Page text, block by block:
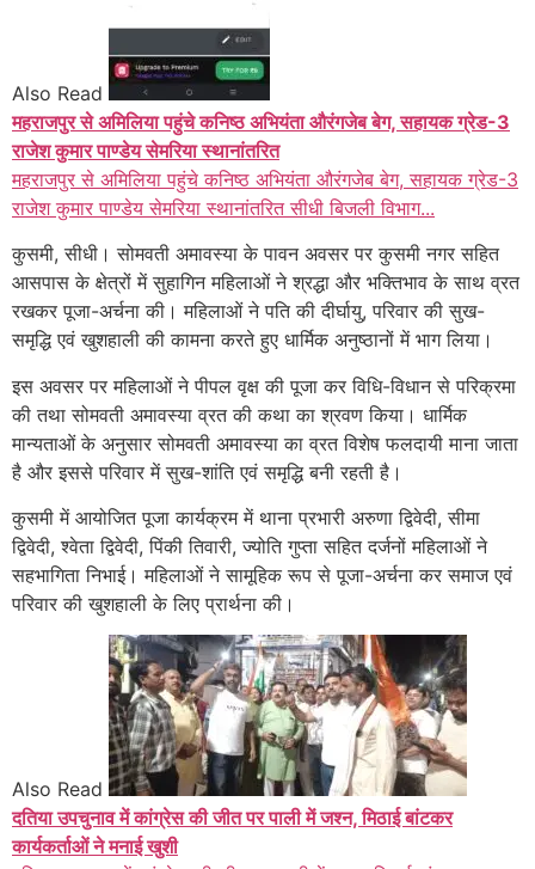
Also Read
महराजपुर से अमिलिया पहुंचे कनिष्ठ अभियंता औरंगजेब बेग, सहायक ग्रेड-3
राजेश कुमार पाण्डेय सेमरिया स्थानांतरित
महराजपुर से अमिलिया पहुंचे कनिष्ठ अभियंता औरंगजेब बेग, सहायक ग्रेड-3
राजेश कुमार पाण्डेय सेमरिया स्थानांतरित सीधी बिजली विभाग...
कुसमी, सीधी। सोमवती अमावस्या के पावन अवसर पर कुसमी नगर सहित
आसपास के क्षेत्रों में सुहागिन महिलाओं ने श्रद्धा और भक्तिभाव के साथ व्रत
रखकर पूजा-अर्चना की। महिलाओं ने पति की दीर्घायु, परिवार की सुख-
समृद्धि एवं खुशहाली की कामना करते हुए धार्मिक अनुष्ठानों में भाग लिया।
इस अवसर पर महिलाओं ने पीपल वृक्ष की पूजा कर विधि-विधान से परिक्रमा
की तथा सोमवती अमावस्या व्रत की कथा का श्रवण किया। धार्मिक
मान्यताओं के अनुसार सोमवती अमावस्या का व्रत विशेष फलदायी माना जाता
है और इससे परिवार में सुख-शांति एवं समृद्धि बनी रहती है।
कुसमी में आयोजित पूजा कार्यक्रम में थाना प्रभारी अरुणा द्विवेदी, सीमा
द्विवेदी, श्वेता द्विवेदी, पिंकी तिवारी, ज्योति गुप्ता सहित दर्जनों महिलाओं ने
सहभागिता निभाई। महिलाओं ने सामूहिक रूप से पूजा-अर्चना कर समाज एवं
परिवार की खुशहाली के लिए प्रार्थना की।
Also Read
दतिया उपचुनाव में कांग्रेस की जीत पर पाली में जश्न, मिठाई बांटकर
कार्यकर्ताओं ने मनाई खुशी